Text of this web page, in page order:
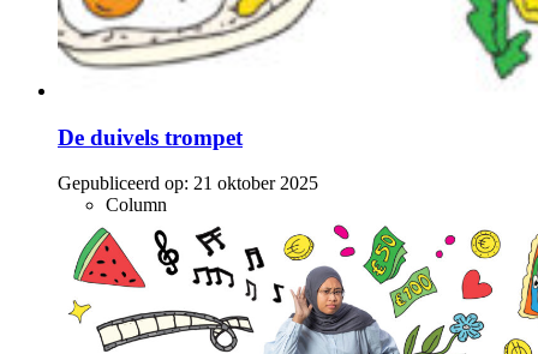
De duivels trompet
Gepubliceerd op: 21 oktober 2025
Column